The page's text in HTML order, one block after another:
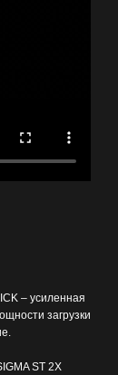
– усиленная
загрузки
ST 2X